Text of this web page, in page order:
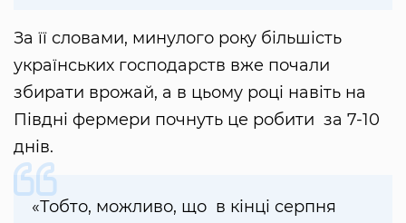
За її словами, минулого року більшість
українських господарств вже почали
збирати врожай, а в цьому році навіть на
Півдні фермери почнуть це робити за 7-10
днів.
«Тобто, можливо, що в кінці серпня